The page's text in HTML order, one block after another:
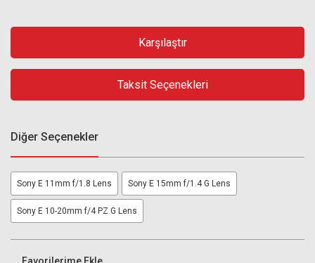
Karşılaştır
Taksit Seçenekleri
Diğer Seçenekler
Sony E 11mm f/1.8 Lens Sony E 15mm f/1.4 G Lens
Sony E 10-20mm f/4 PZ G Lens